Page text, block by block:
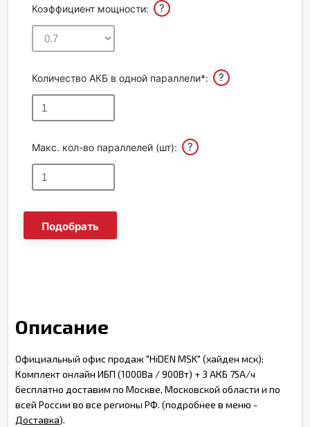
Коэффициент мощности: ?
Количество АКБ в одной параллели*: ?
Макс. кол-во параллелей (шт): ?
Подобрать
Описание
Официальный офис продаж "HiDEN MSK" (хайден мск):
Комплект онлайн ИБП (1000Ва / 900Вт) + 3 АКБ 75А/ч
бесплатно доставим по Москве, Московской области и по
всей России во все регионы РФ. (подробнее в меню -
Доставка).